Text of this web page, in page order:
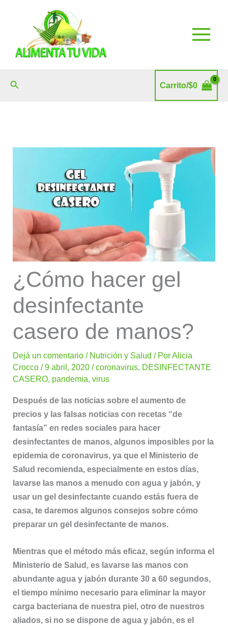
Buscar Carrito/$0
¿Cómo hacer gel
desinfectante
casero de manos?
Dejá un comentario / Nutrición y Salud / PorAlicia
Crocco/9 abril, 2020/coronavirus, DESINFECTANTE
CASERO, pandemia,virus
Después de las noticias sobre el aumento de
precios y las falsas noticias con recetas “de
fantasía” en redes sociales para hacer
desinfectantes de manos, algunos imposibles por la
epidemia de coronavirus, ya que el Ministerio de
Salud recomienda, especialmente en estos días,
lavarse las manos a menudo con agua y jabón, y
usar un gel desinfectante cuando estás fuera de
casa, te daremos algunos consejos sobre cómo
preparar un gel desinfectante de manos.
Mientras que el método más eficaz, según informa el
Ministerio de Salud, es lavarse las manos con
abundante agua y jabón durante 30 a 60 segundos,
el tiempo mínimo necesario para eliminar la mayor
carga bacteriana de nuestra piel, otro de nuestros
aliados, si no se dispone de agua y jabón, es el